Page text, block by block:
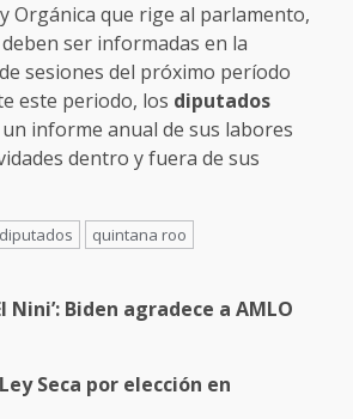
Orgánica que rige al parlamento,
ser informadas en la
sesiones del próximo período
este periodo, los diputados
informe anual de sus labores
dentro y fuera de sus
diputados quintana roo
Nini’: Biden agradece a AMLO
Seca por elección en